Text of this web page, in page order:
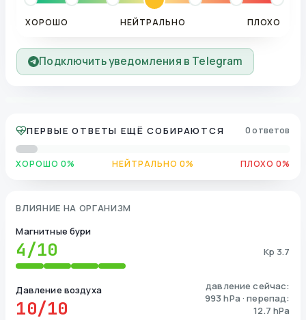
ХОРОШО НЕЙТРАЛЬНО ПЛОХО
Подключить уведомления в Telegram
ПЕРВЫЕ ОТВЕТЫ ЕЩЁ СОБИРАЮТСЯ 0 ответов
ХОРОШО 0% НЕЙТРАЛЬНО 0% ПЛОХО 0%
ВЛИЯНИЕ НА ОРГАНИЗМ
Магнитные бури
4/10 Kp 3.7
Давление воздуха
10/10
давление сейчас:
993 hPa · перепад:
12.7 hPa